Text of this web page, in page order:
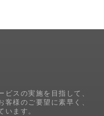
スの実施を目指して、
様のご要望に素早く、
います。